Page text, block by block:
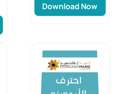
Download Now